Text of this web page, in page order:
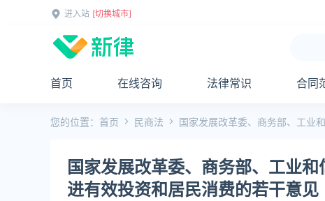
进入站 [切换城市]
首页 在线咨询 法律常识 合同
您的位置： 首页 民商法 国家发展改革委、商务部、工业
国家发展改革委、商务部、工业
进有效投资和居民消费的若干意见